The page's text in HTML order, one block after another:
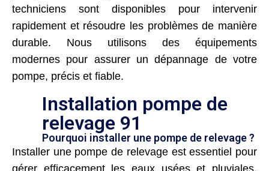
techniciens sont disponibles pour intervenir
rapidement et résoudre les problèmes de manière
durable. Nous utilisons des équipements
modernes pour assurer un dépannage de votre
pompe, précis et fiable.
Installation pompe de
relevage 91
Pourquoi installer une pompe de relevage ?
Installer une pompe de relevage est essentiel pour
gérer efficacement les eaux usées et pluviales,